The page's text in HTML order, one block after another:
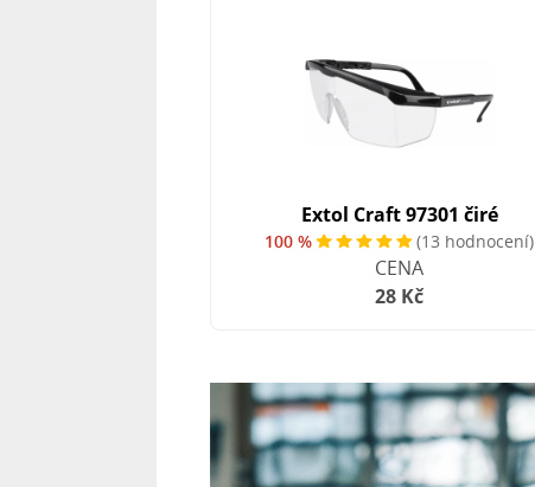
Extol Craft 97301 čiré
100 % (13 hodnocení)
CENA
28 Kč